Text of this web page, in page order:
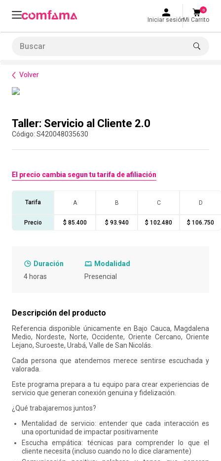
Iniciar sesiónMi Carrito
0
Volver
Taller: Servicio al Cliente 2.0
: S420048035630
El precio cambia segun tu tarifa de afiliación
Tarifa A B C D
Precio $ 85.400 $ 93.940 $ 102.480 $ 106.750
Duración
4 horas
Modalidad
Presencial
Descripción del producto
Referencia disponible únicamente en Bajo Cauca, Magdalena
Medio, Nordeste, Norte, Occidente, Oriente Cercano, Oriente
Lejano, Suroeste, Urabá, Valle de San Nicolás.
Cada persona que atendemos merece sentirse escuchada y
valorada.
Este programa prepara a tu equipo para crear experiencias de
servicio que generan conexión genuina y fidelización.
¿Qué trabajaremos juntos?
Mentalidad de servicio: entender que cada interacción es
una oportunidad de impactar positivamente
Escucha empática: técnicas para comprender lo que el
cliente necesita (incluso cuando no lo dice claramente)
5.
cocina
torneo bolos
9.
talleres creativos